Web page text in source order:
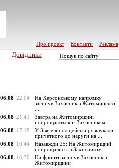
Про проект
Контакти Реклама
Довідники
06.08 22:04
На Херсонському напрямку
загинув Захисник з Житомирсько
06.08 21:41
Завтра на Житомирщині
попрощаються із Захисником
06.08 17:19
У Звягелі поліцейські розшукали
причетного до наруги на ...
06.08 16:44
Назавжди 25: На Житомирщині
попрощалися із Захисником
06.08 16:30
На фронті загинув Захисник з
Житомирщини